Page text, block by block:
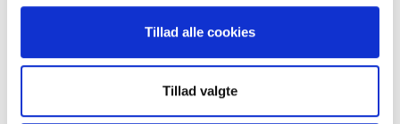
Tillad alle cookies
Tillad valgte
DUKA One enheder ganske skalerbare, da du kan
tilføje ekstra enheder hvis behovet er større end
Er du stadig i tvivl, så tøv ikke med at skrive til os
påmail@dukaventilation.dk